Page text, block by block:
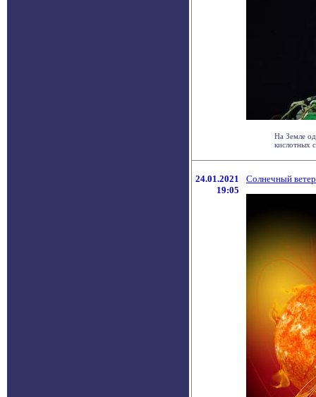
На Земле
кислотных
24.01.2021
19:05
Солнечный